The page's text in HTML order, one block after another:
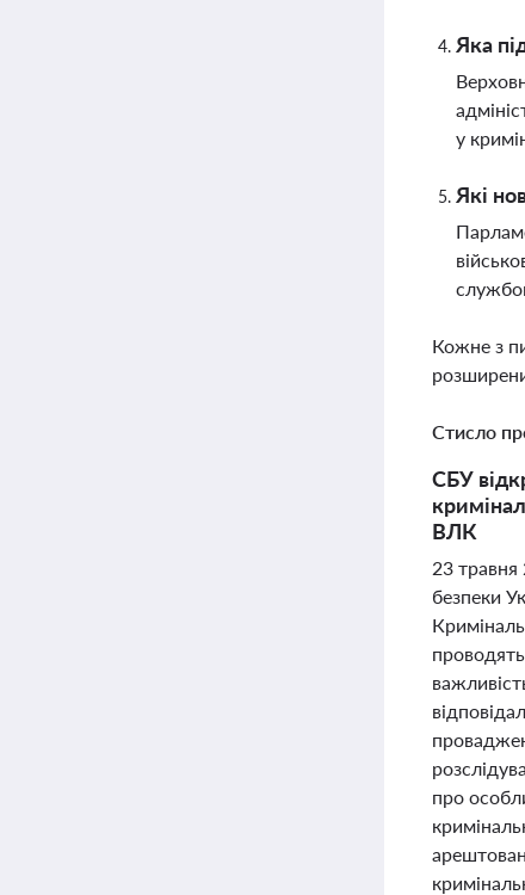
Яка
у
Які
Кожне з
Стисло
СБУ
ВЛК
23
безпеки
про